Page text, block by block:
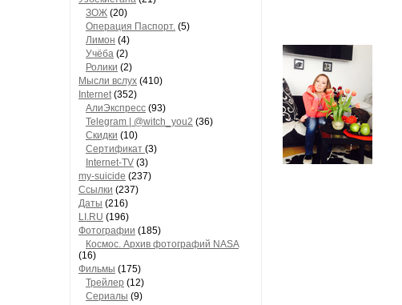
ЗОЖ (20)
Операция Паспорт. (5)
Лимон (4)
Учёба (2)
Ролики (2)
Мысли вслух (410)
Internet(352)
АлиЭкспресс (93)
Telegram | @witch_you2 (36)
Скидки (10)
Сертификат (3)
Internet-TV (3)
my-suicide (237)
Ссылки (237)
Даты (216)
LI.RU (196)
Фотографии (185)
Космос. Архив фотографий NASA
(16)
Фильмы (175)
Трейлер (12)
Сериалы (9)